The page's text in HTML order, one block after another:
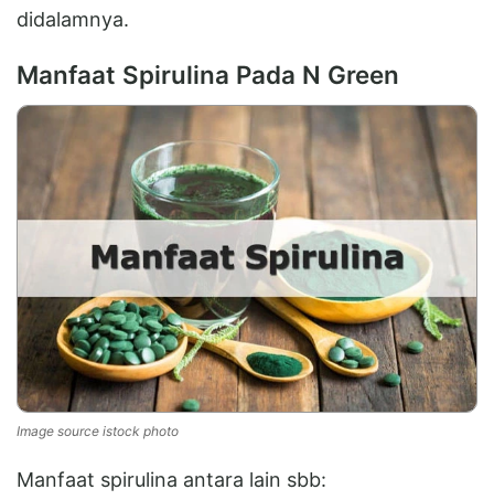
didalamnya.
Manfaat Spirulina Pada N Green
Image source istock photo
Manfaat spirulina antara lain sbb: